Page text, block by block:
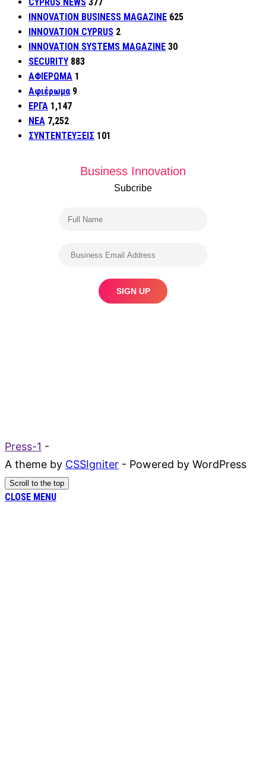
INNOVATION BUSINESS MAGAZINE 625
INNOVATION CYPRUS 2
INNOVATION SYSTEMS MAGAZINE 30
SECURITY 883
ΑΦΙΕΡΩΜΑ 1
Αφιέρωμα 9
ΕΡΓΑ 1,147
ΝΕΑ 7,252
ΣΥΝΤΕΝΤΕΥΞΕΙΣ 101
Business Innovation
Subcribe
Press-1 -
A theme by CSSIgniter - Powered by WordPress
Scroll to the top
CLOSE MENU